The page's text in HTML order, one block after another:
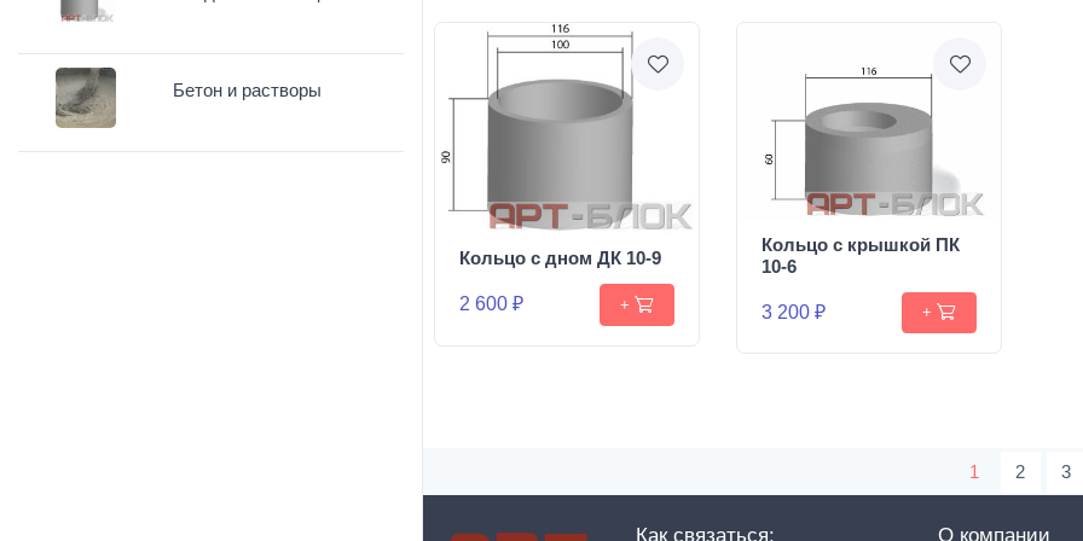
Кольцо с дном ДК 10-9
2 600 ₽ +
Кольцо с крышкой ПК
10-6
3 200 ₽ +
1 2 3
Бетон и растворы
Как связаться: О компании